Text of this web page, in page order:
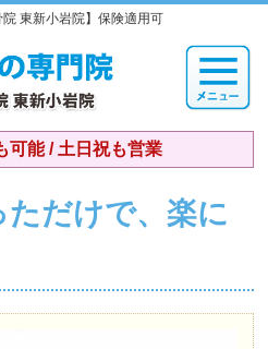
東新小岩院】保険適用可
可能 / 土日祝も営業
だけで、楽に